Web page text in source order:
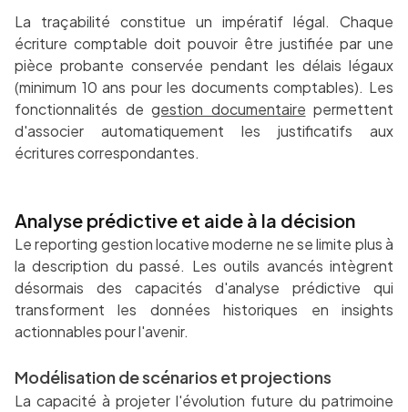
La traçabilité constitue un impératif légal. Chaque
écriture comptable doit pouvoir être justifiée par une
pièce probante conservée pendant les délais légaux
(minimum 10 ans pour les documents comptables). Les
fonctionnalités de gestion documentaire permettent
d'associer automatiquement les justificatifs aux
écritures correspondantes.
Analyse prédictive et aide à la décision
Le reporting gestion locative moderne ne se limite plus à
la description du passé. Les outils avancés intègrent
désormais des capacités d'analyse prédictive qui
transforment les données historiques en insights
actionnables pour l'avenir.
Modélisation de scénarios et projections
La capacité à projeter l'évolution future du patrimoine